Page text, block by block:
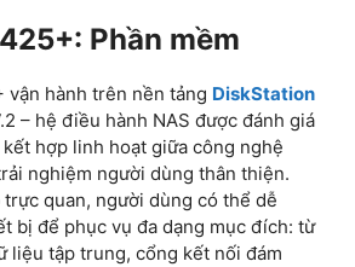
Phần mềm
vận hành trên nền tảng DiskStation
– hệ điều hành NAS được đánh giá
hợp linh hoạt giữa công nghệ
nghiệm người dùng thân thiện.
quan, người dùng có thể dễ
bị để phục vụ đa dạng mục đích: từ
liệu tập trung, cổng kết nối đám